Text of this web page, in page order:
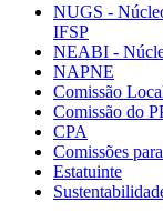
NUGS -
IFSP
NEABI -
NAPNE
Comissão
Comissão do
CPA
Comissões
Estatuinte